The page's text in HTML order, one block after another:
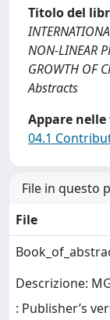
Titolo del
NON-LINEAR
GROWTH OF
Abstracts
Appare
04.1
File in questo
File
Descrizione:
: Publisher’s